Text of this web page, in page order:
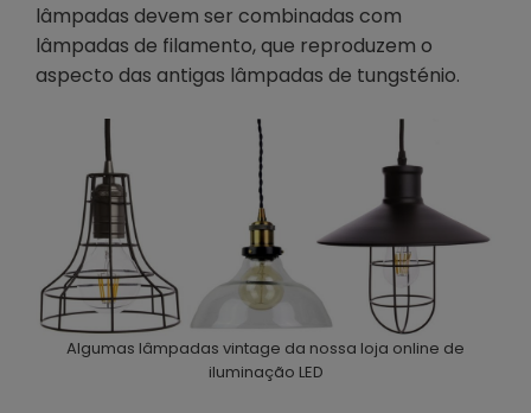
lâmpadas devem ser combinadas com
lâmpadas de filamento, que reproduzem o
aspecto das antigas lâmpadas de tungsténio.
Algumas lâmpadas vintage da nossa loja online de
iluminação LED